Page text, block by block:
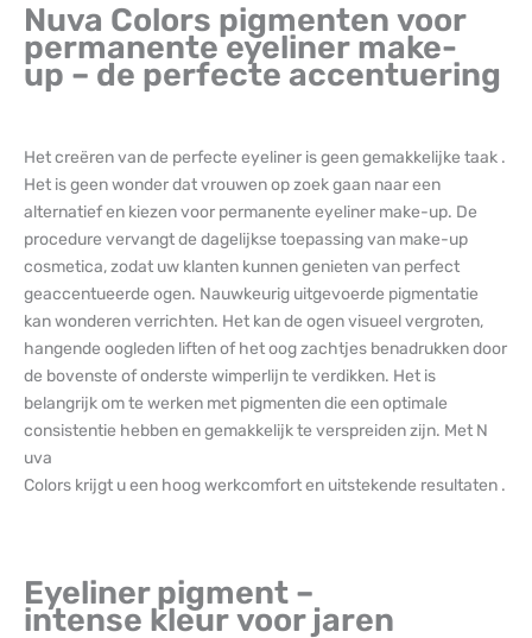
Nuva Colors pigmenten voor
permanente eyeliner make-
up – de perfecte accentuering
Het creëren van de perfecte eyeliner is geen gemakkelijke taak .
Het is geen wonder dat vrouwen op zoek gaan naar een
alternatief en kiezen voor permanente eyeliner make-up. De
procedure vervangt de dagelijkse toepassing van make-up
cosmetica, zodat uw klanten kunnen genieten van perfect
geaccentueerde ogen. Nauwkeurig uitgevoerde pigmentatie
kan wonderen verrichten. Het kan de ogen visueel vergroten,
hangende oogleden liften of het oog zachtjes benadrukken door
de bovenste of onderste wimperlijn te verdikken. Het is
belangrijk om te werken met pigmenten die een optimale
consistentie hebben en gemakkelijk te verspreiden zijn. Met N
uva
Colors krijgt u een hoog werkcomfort en uitstekende resultaten .
Eyeliner pigment –
intense kleur voor jaren